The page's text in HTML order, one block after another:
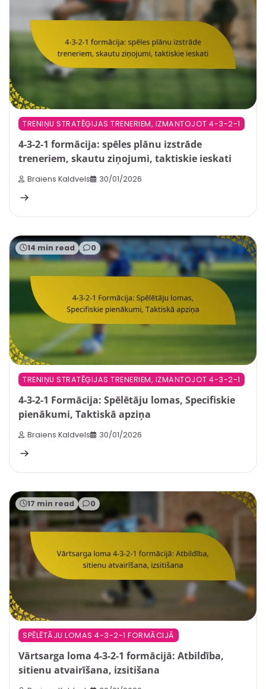
TRENIŅU STRATĒĢIJAS TRENERIEM, IZMANTOJOT 4-3-2-1
4-3-2-1 formācija: spēles plānu izstrāde
treneriem, skautu ziņojumi, taktiskie ieskati
Braiens Kaldvels 30/01/2026
14 min read 0
TRENIŅU STRATĒĢIJAS TRENERIEM, IZMANTOJOT 4-3-2-1
4-3-2-1 Formācija: Spēlētāju lomas, Specifiskie
pienākumi, Taktiskā apziņa
Braiens Kaldvels 30/01/2026
17 min read 0
SPĒLĒTĀJU LOMAS 4-3-2-1 FORMĀCIJĀ
Vārtsarga loma 4-3-2-1 formācijā: Atbildība,
sitienu atvairīšana, izsitišana